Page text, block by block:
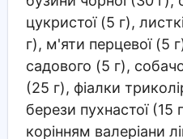
цукристої (5 г),
г), м'яти перцевої (5
садового (5 г),
(25 г), фіалки
берези пухнастої
корінням валеріани